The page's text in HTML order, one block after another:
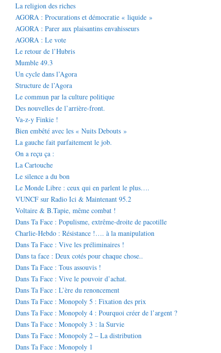
La religion des riches
AGORA : Procurations et démocratie « liquide »
AGORA : Parer aux plaisantins envahisseurs
AGORA : Le vote
Le retour de l’Hubris
Mumble 49.3
Un cycle dans l’Agora
Structure de l’Agora
Le commun par la culture politique
Des nouvelles de l’arrière-front.
Va-z-y Finkie !
Bien embêté avec les « Nuits Debouts »
La gauche fait parfaitement le job.
On a reçu ça :
La Cartouche
Le silence a du bon
Le Monde Libre : ceux qui en parlent le plus….
VUNCF sur Radio Ici & Maintenant 95.2
Voltaire & B.Tapie, même combat !
Dans Ta Face : Populisme, extrême-droite de pacotille
Charlie-Hebdo : Résistance !…. à la manipulation
Dans Ta Face : Vive les préliminaires !
Dans ta face : Deux cotés pour chaque chose..
Dans Ta Face : Tous assouvis !
Dans Ta Face : Vive le pouvoir d’achat.
Dans Ta Face : L’ère du renoncement
Dans Ta Face : Monopoly 5 : Fixation des prix
Dans Ta Face : Monopoly 4 : Pourquoi créer de l’argent ?
Dans Ta Face : Monopoly 3 : la Survie
Dans Ta Face : Monopoly 2 – La distribution
Dans Ta Face : Monopoly 1